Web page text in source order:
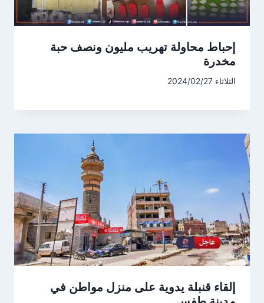
إحباط محاولة تهريب مليون ونصف حبة
مخدرة
الثلاثاء 2024/02/27
إلقاء قنبلة يدوية على منزل مواطن في